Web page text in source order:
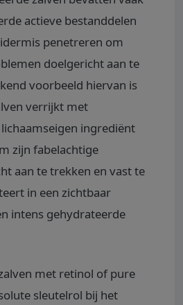
actieve bestanddelen
penetreren om
doelgericht aan te
voorbeeld hiervan is
verrijkt met
ingrediënt
zijn fabelachtige
aan te trekken en vast te
in een zichtbaar
intens gehydrateerde
met retinol of pure
sleutelrol bij het